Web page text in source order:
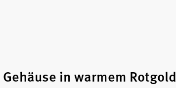
Gehäuse in warmem Rotgold